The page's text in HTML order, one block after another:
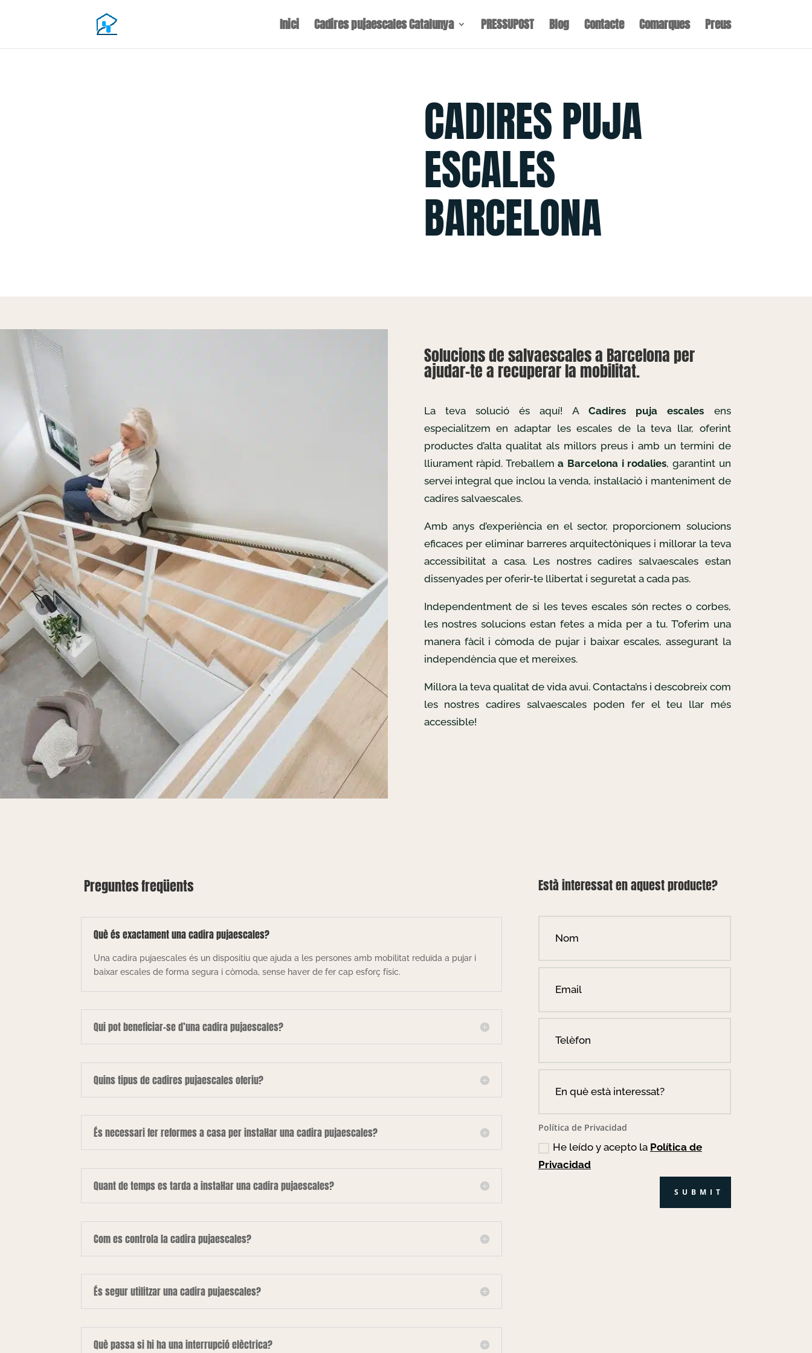
Inici Cadires pujaescales Catalunya PRESSUPOST Blog Contacte Comarques Preus
CADIRES PUJA
ESCALES
BARCELONA
Solucions de salvaescales a Barcelona per
ajudar-te a recuperar la mobilitat.
La teva solució és aquí! A Cadires puja escales ens
especialitzem en adaptar les escales de la teva llar, oferint
productes d’alta qualitat als millors preus i amb un termini de
lliurament ràpid. Treballema Barcelona i rodalies, garantint un
servei integral que inclou la venda, instal·lació i manteniment de
cadires salvaescales.
Amb anys d’experiència en el sector, proporcionem solucions
eficaces per eliminar barreres arquitectòniques i millorar la teva
accessibilitat a casa. Les nostres cadires salvaescales estan
dissenyades per oferir-te llibertat i seguretat a cada pas.
Independentment de si les teves escales són rectes o corbes,
les nostres solucions estan fetes a mida per a tu. T’oferim una
manera fàcil i còmoda de pujar i baixar escales, assegurant la
independència que et mereixes.
Millora la teva qualitat de vida avui. Contacta’ns i descobreix com
les nostres cadires salvaescales poden fer el teu llar més
accessible!
Preguntes freqüents
Què és exactament una cadira pujaescales?
Una cadira pujaescales és un dispositiu que ajuda a les persones amb mobilitat reduïda a pujar i
baixar escales de forma segura i còmoda, sense haver de fer cap esforç físic.
Qui pot beneficiar-se d’una cadira pujaescales?
Quins tipus de cadires pujaescales oferiu?
És necessari fer reformes a casa per instal·lar una cadira pujaescales?
Quant de temps es tarda a instal·lar una cadira pujaescales?
Com es controla la cadira pujaescales?
És segur utilitzar una cadira pujaescales?
Què passa si hi ha una interrupció elèctrica?
Està interessat en aquest producte?
Política de Privacidad
He leído y acepto la Política de
Privacidad
SUBMIT